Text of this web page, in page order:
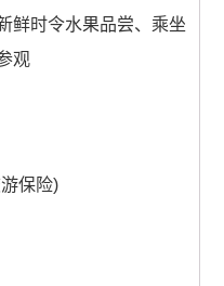
鲜时令水果品尝、乘坐
观
保险)